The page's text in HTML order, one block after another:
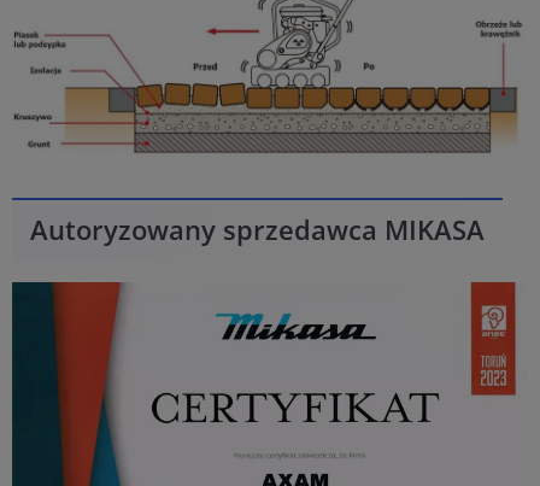
Autoryzowany sprzedawca MIKASA